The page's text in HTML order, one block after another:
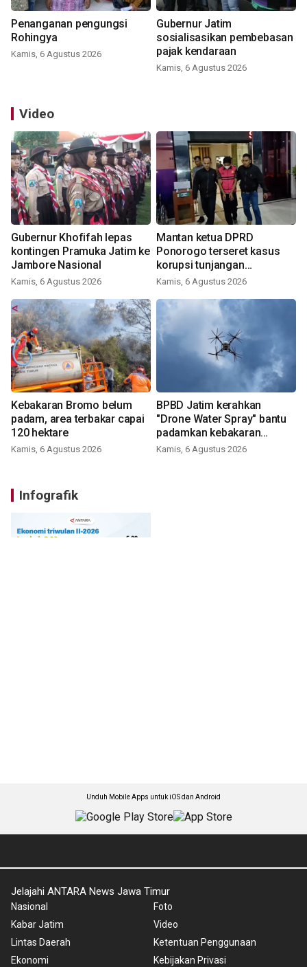
Penanganan pengungsi
Rohingya
Kamis, 6 Agustus 2026
Gubernur Jatim
sosialisasikan pembebasan
pajak kendaraan
Kamis, 6 Agustus 2026
Video
Gubernur Khofifah lepas
kontingen Pramuka Jatim ke
Jambore Nasional
Kamis, 6 Agustus 2026
Mantan ketua DPRD
Ponorogo terseret kasus
korupsi tunjangan
perumahan
Kamis, 6 Agustus 2026
Kebakaran Bromo belum
padam, area terbakar capai
120 hektare
Kamis, 6 Agustus 2026
BPBD Jatim kerahkan
"Drone Water Spray" bantu
padamkan kebakaran
Bromo
Kamis, 6 Agustus 2026
Infografik
Unduh Mobile Apps untuk iOS dan Android
Jelajahi ANTARA News Jawa Timur
Nasional
Kabar Jatim
Lintas Daerah
Ekonomi
Foto
Video
Ketentuan Penggunaan
Kebijakan Privasi